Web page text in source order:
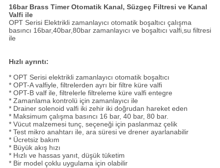
16bar Brass Timer Otomatik Kanal, Süzgeç Filtresi ve Kanal
Valfi ile
OPT Serisi Elektrikli zamanlayıcı otomatik boşaltıcı çalışma
basıncı 16bar,40bar,80bar zamanlayıcı ve boşaltıcı valfi,su filtresi
ile
Hızlı ayrıntı:
* OPT Serisi elektrikli zamanlayıcı otomatik boşaltıcı
* OPT-A valfiyle, filtrelerden ayrı bir filtre küre valfi
* OPT-B valf ile, filtrelerle filtreleme küre valfi entegre
* Zamanlama kontrolü için zamanlayıcı ile
* Drainer solenoid valfi iki zehir iki doğrudan hareket eden
* Maksimum çalışma basıncı 16 bar, 40 bar, 80 bar.
* Vücut malzemesi tunç, seçeneği için paslanmaz çelik
* Test mikro anahtarı ile, ara süresi ve drener ayarlanabilir
* Ücretsiz bakım
* Büyük akış hızı
* Hızlı ve hassas yanıt, düşük tüketim
* Bir model çoklu uygulama için olabilir